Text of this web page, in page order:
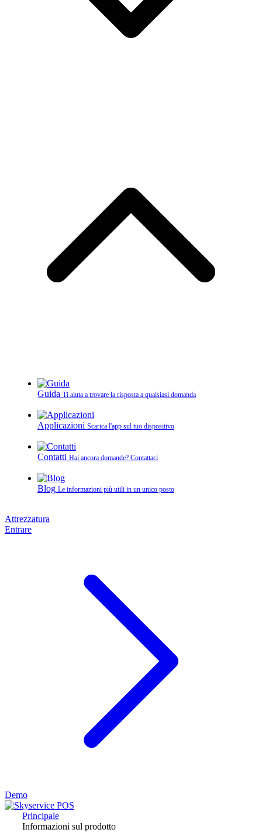
Guida Ti aiuta a trovare la risposta a qualsiasi domanda
Applicazioni Scarica l'app sul tuo dispositivo
Contatti Hai ancora domande? Contattaci
Blog Le informazioni più utili in un unico posto
Attrezzatura
Entrare
Demo
Principale
Informazioni sul prodotto